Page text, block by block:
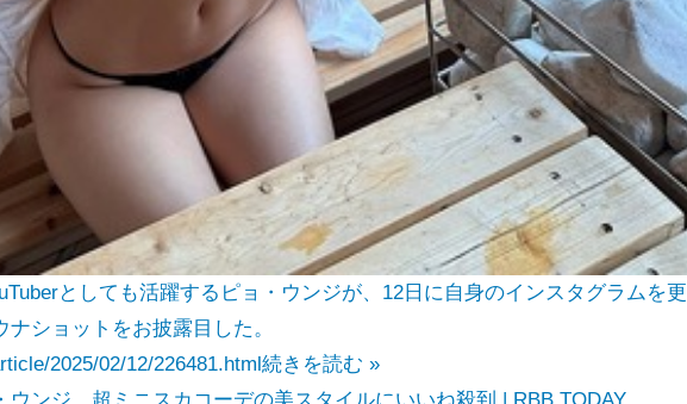
としても活躍するピョ・ウンジが、12日に自身のインスタグラムを更
ナショットをお披露目した。
2025/02/12/226481.html続きを読む »